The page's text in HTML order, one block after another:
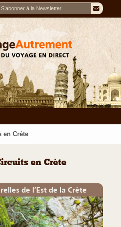
en Crète
en Crète
de l’Est de la Crète